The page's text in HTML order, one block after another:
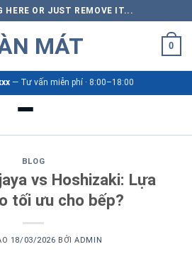
HERE OR JUST REMOVE IT...
MÁT 0
— Tư vấn miễn phí · 8:00–18:00
BLOG
vs Hoshizaki: Lựa
tối ưu cho bếp?
18/03/2026 BỞIADMIN